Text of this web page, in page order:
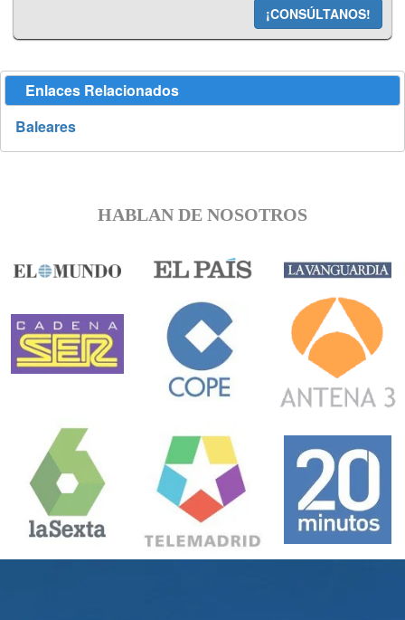
¡CONSÚLTANOS!
Enlaces Relacionados
Baleares
HABLAN DE NOSOTROS